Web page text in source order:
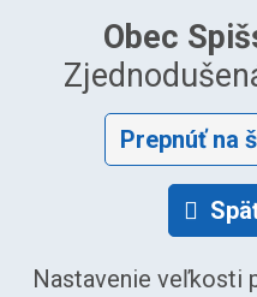
Obec
Prepnúť na
Nastavenie veľkosti